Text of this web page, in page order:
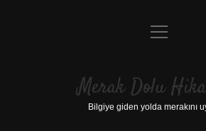
Anasayfa
Yasal Uyarı
menüyü
Merak Dolu
Bilgiye giden yolda merakını